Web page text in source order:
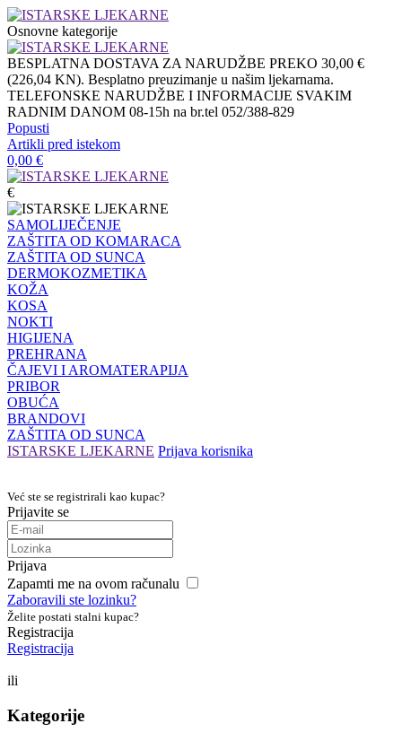
Osnovne kategorije
BESPLATNA DOSTAVA ZA NARUDŽBE PREKO 30,00 €
(226,04 KN). Besplatno preuzimanje u našim ljekarnama.
TELEFONSKE NARUDŽBE I INFORMACIJE SVAKIM
RADNIM DANOM 08-15h na br.tel 052/388-829
Popusti
Artikli pred istekom
0,00 €
€
SAMOLIJEČENJE
ZAŠTITA OD KOMARACA
ZAŠTITA OD SUNCA
DERMOKOZMETIKA
KOŽA
KOSA
NOKTI
HIGIJENA
PREHRANA
ČAJEVI I AROMATERAPIJA
PRIBOR
OBUĆA
BRANDOVI
ZAŠTITA OD SUNCA
ISTARSKE LJEKARNE Prijava korisnika
Već ste se registrirali kao kupac?
Prijavite se
Prijava
Zapamti me na ovom računalu
Zaboravili ste lozinku?
Želite postati stalni kupac?
Registracija
Registracija
ili
Kategorije